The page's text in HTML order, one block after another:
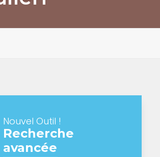
Nouvel Outil !
Recherche
avancée